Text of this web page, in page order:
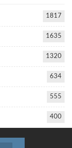
1817
1635
1320
634
555
400